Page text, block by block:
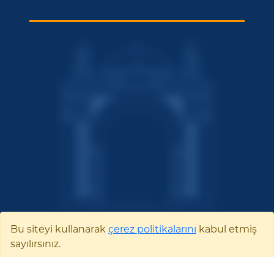
Bu siteyi kullanarak çerez politikalarını kabul etmiş
sayılırsınız.